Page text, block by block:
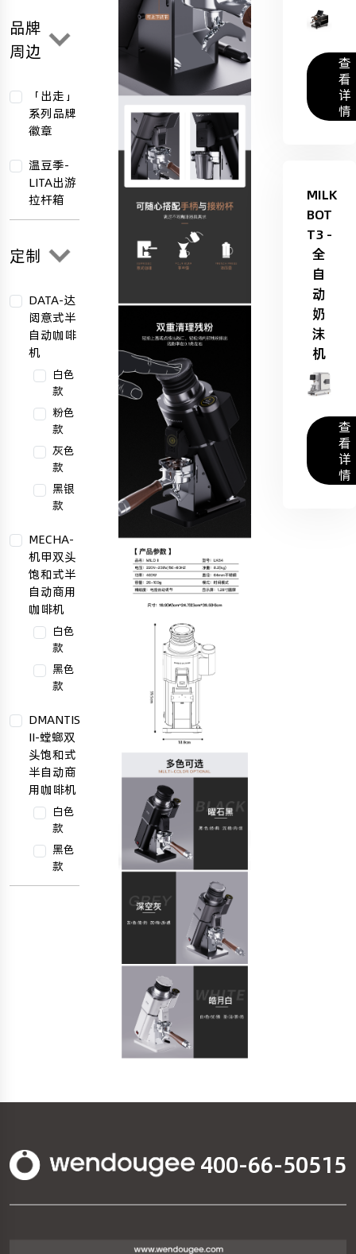
品牌
周边
「出走」
系列品牌
徽章
温豆季-
LITA出游
拉杆箱
定制
DATA-达
闼意式半
自动咖啡
机
白色
款
粉色
款
灰色
款
黑银
款
MECHA-
机甲双头
饱和式半
自动商用
咖啡机
白色
款
黑色
款
DMANTIS
II-螳螂双
头饱和式
半自动商
用咖啡机
白色
款
黑色
款
查
看
详
情
MILK
BOT
T3 -
全
自
动
奶
沫
机
查
看
详
情
400-66-50515